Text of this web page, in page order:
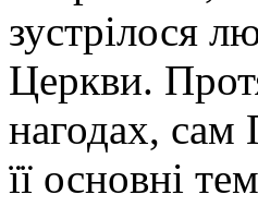
зустрілося
Церкви.
нагодах, сам
її основні